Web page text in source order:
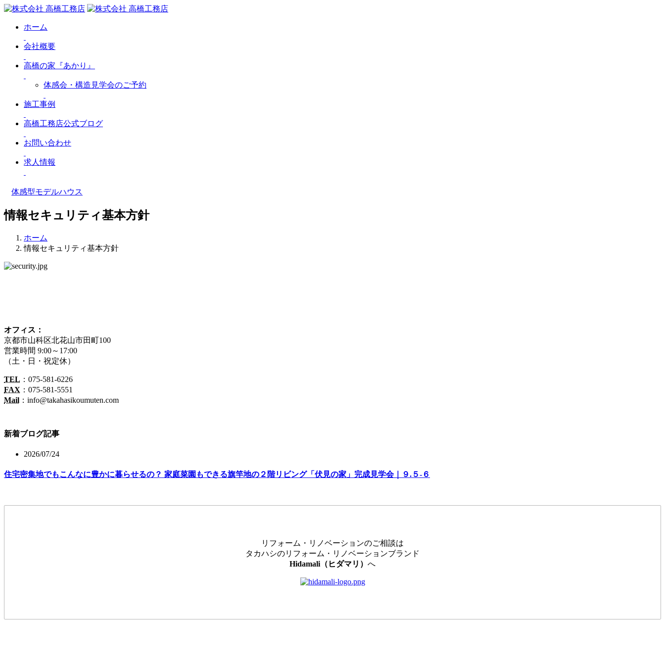
ホーム
会社概要
高橋の家『あかり』
体感会・構造見学会のご予約
施工事例
高橋工務店公式ブログ
お問い合わせ
求人情報
体感型モデルハウス
情報セキュリティ基本方針
ホーム
情報セキュリティ基本方針
オフィス：
京都市山科区北花山市田町100
営業時間 9:00～17:00
（土・日・祝定休）
TEL ：075-581-6226
FAX ：075-581-5551
Mail ：info@takahasikoumuten.com
新着ブログ記事
2026/07/24
住宅密集地でもこんなに豊かに暮らせるの？ 家庭菜園もできる旗竿地の２階リビング「伏見の家」完成見学会｜９.５-６
リフォーム・リノベーションのご相談は
タカハシのリフォーム・リノベーションブランド
Hidamali（ヒダマリ） へ